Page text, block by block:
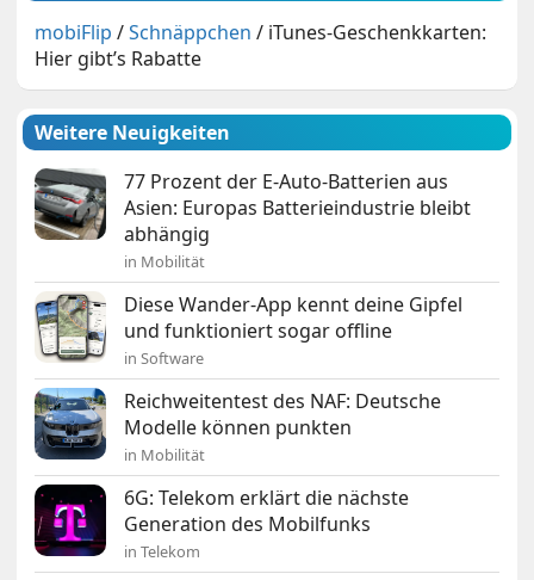
mobiFlip /Schnäppchen / iTunes-Geschenkkarten:
Hier gibt’s Rabatte
Weitere Neuigkeiten
77 Prozent der E-Auto-Batterien aus
Asien: Europas Batterieindustrie bleibt
abhängig
in Mobilität
Diese Wander-App kennt deine Gipfel
und funktioniert sogar offline
in Software
Reichweitentest des NAF: Deutsche
Modelle können punkten
in Mobilität
6G: Telekom erklärt die nächste
Generation des Mobilfunks
in Telekom